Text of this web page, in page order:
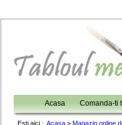
Acasa Comanda-ti
Esti aici : Acasa > Magazin online